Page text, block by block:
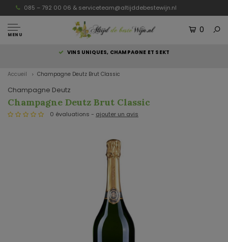
085 – 792 00 06 & serviceteam@altijddebestewijn.nl
MENU
0
VINS UNIQUES, CHAMPAGNE ET SEKT
Accueil Champagne Deutz Brut Classic
Champagne Deutz
Champagne Deutz Brut Classic
0 évaluations - ajouter un avis